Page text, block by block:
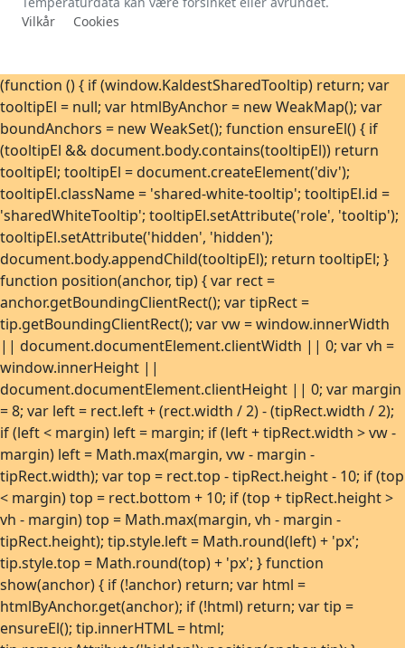
Vilkår
Cookies
(function () { if (window.KaldestSharedTooltip) return; var
tooltipEl = null; var htmlByAnchor = new WeakMap(); var
boundAnchors = new WeakSet(); function ensureEl() { if
(tooltipEl && document.body.contains(tooltipEl)) return
tooltipEl; tooltipEl = document.createElement('div');
tooltipEl.className = 'shared-white-tooltip'; tooltipEl.id =
'sharedWhiteTooltip'; tooltipEl.setAttribute('role', 'tooltip');
tooltipEl.setAttribute('hidden', 'hidden');
document.body.appendChild(tooltipEl); return tooltipEl; }
function position(anchor, tip) { var rect =
anchor.getBoundingClientRect(); var tipRect =
tip.getBoundingClientRect(); var vw = window.innerWidth
|| document.documentElement.clientWidth || 0; var vh =
window.innerHeight ||
document.documentElement.clientHeight || 0; var margin
= 8; var left = rect.left + (rect.width / 2) - (tipRect.width / 2);
if (left < margin) left = margin; if (left + tipRect.width > vw -
margin) left = Math.max(margin, vw - margin -
tipRect.width); var top = rect.top - tipRect.height - 10; if (top
< margin) top = rect.bottom + 10; if (top + tipRect.height >
vh - margin) top = Math.max(margin, vh - margin -
tipRect.height); tip.style.left = Math.round(left) + 'px';
tip.style.top = Math.round(top) + 'px'; } function
show(anchor) { if (!anchor) return; var html =
htmlByAnchor.get(anchor); if (!html) return; var tip =
ensureEl(); tip.innerHTML = html;